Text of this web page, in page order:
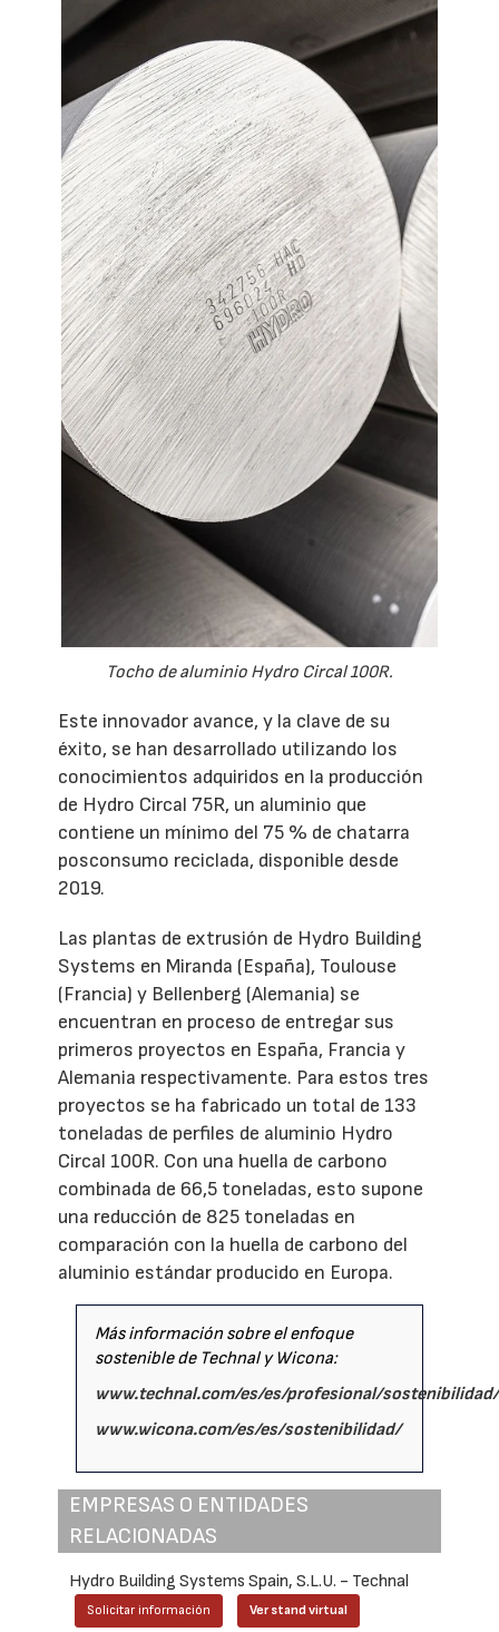
Tocho de aluminio Hydro Circal 100R.
Este innovador avance, y la clave de su
éxito, se han desarrollado utilizando los
conocimientos adquiridos en la producción
de Hydro Circal 75R, un aluminio que
contiene un mínimo del 75 % de chatarra
posconsumo reciclada, disponible desde
2019.
Las plantas de extrusión de Hydro Building
Systems en Miranda (España), Toulouse
(Francia) y Bellenberg (Alemania) se
encuentran en proceso de entregar sus
primeros proyectos en España, Francia y
Alemania respectivamente. Para estos tres
proyectos se ha fabricado un total de 133
toneladas de perfiles de aluminio Hydro
Circal 100R. Con una huella de carbono
combinada de 66,5 toneladas, esto supone
una reducción de 825 toneladas en
comparación con la huella de carbono del
aluminio estándar producido en Europa.
Más información sobre el enfoque
sostenible de Technal y Wicona:
www.technal.com/es/es/profesional/sostenibilidad/
www.wicona.com/es/es/sostenibilidad/
EMPRESAS O ENTIDADES
RELACIONADAS
Hydro Building Systems Spain, S.L.U. - Technal
Solicitar información Ver stand virtual